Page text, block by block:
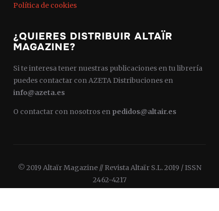
Política de cookies
¿QUIERES DISTRIBUIR ALTAÏR
MAGAZINE?
Si te interesa tener nuestras publicaciones en tu librería
puedes contactar con AZETA Distribuciones en
info@azeta.es
O contactar con nosotros en pedidos@altair.es
© 2019 Altaïr Magazine // Revista Altaïr S.L. 2019 / ISSN
2462-4217